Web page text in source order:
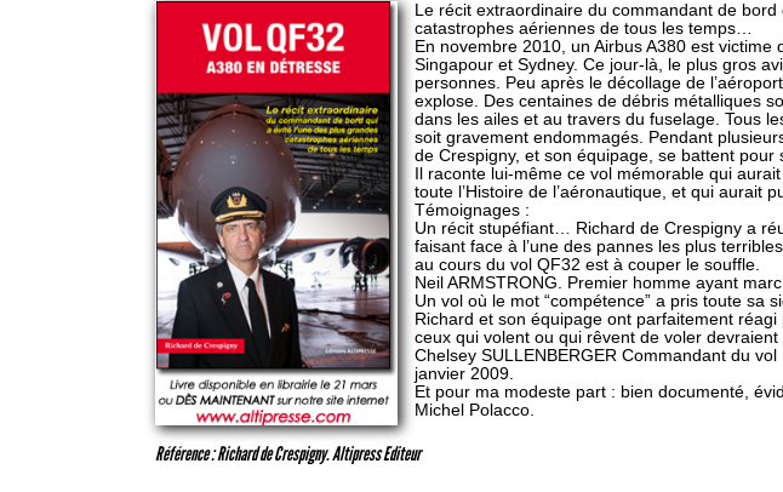
Le récit extraordinaire du commandant de bord
catastrophes aériennes de tous les temps…
En novembre 2010, un Airbus A380 est victime
Singapour et Sydney. Ce jour-là, le plus gros
personnes. Peu après le décollage de
explose. Des centaines de débris métalliques
dans les ailes et au travers du fuselage. Tous
soit gravement endommagés. Pendant
de Crespigny, et son équipage, se battent pour
Il raconte lui-même ce vol mémorable qui
toute l’Histoire de l’aéronautique, et qui aurait
Témoignages :
Un récit stupéfiant… Richard de Crespigny a
faisant face à l’une des pannes les plus
au cours du vol QF32 est à couper le souffle.
Neil ARMSTRONG. Premier homme ayant
Un vol où le mot “compétence” a pris toute sa
Richard et son équipage ont parfaitement
ceux qui volent ou qui rêvent de voler
Chelsey SULLENBERGER Commandant du
janvier 2009.
Et pour ma modeste part : bien documenté,
Michel Polacco.
Référence : Richard de Crespigny. Altipress Editeur